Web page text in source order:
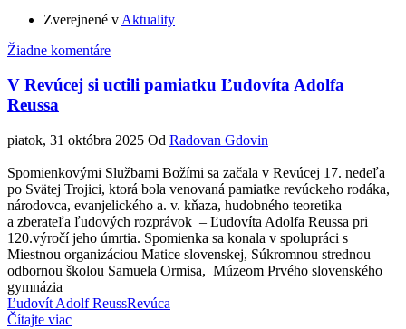
Zverejnené v Aktuality
Žiadne komentáre
V Revúcej si uctili pamiatku Ľudovíta Adolfa
Reussa
piatok, 31 októbra 2025 Od Radovan Gdovin
Spomienkovými Službami Božími sa začala v Revúcej 17. nedeľa
po Svätej Trojici, ktorá bola venovaná pamiatke revúckeho rodáka,
národovca, evanjelického a. v. kňaza, hudobného teoretika
a zberateľa ľudových rozprávok – Ľudovíta Adolfa Reussa pri
120.výročí jeho úmrtia. Spomienka sa konala v spolupráci s
Miestnou organizáciou Matice slovenskej, Súkromnou strednou
odbornou školou Samuela Ormisa, Múzeom Prvého slovenského
gymnázia
Ľudovít Adolf ReussRevúca
Čítajte viac